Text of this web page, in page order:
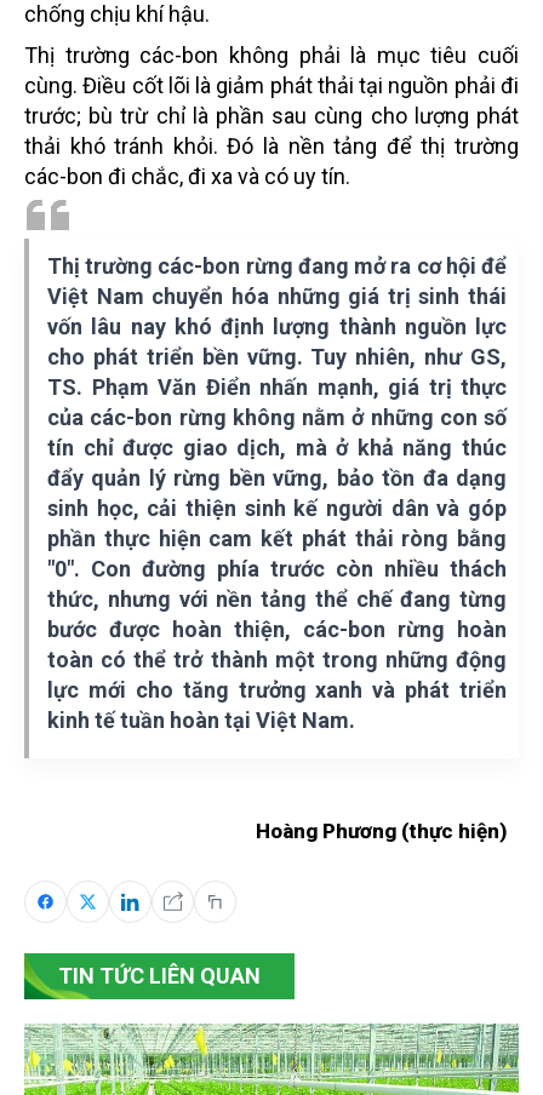
chống chịu khí hậu.
Thị trường các-bon không phải là mục tiêu cuối
cùng. Điều cốt lõi là giảm phát thải tại nguồn phải đi
trước; bù trừ chỉ là phần sau cùng cho lượng phát
thải khó tránh khỏi. Đó là nền tảng để thị trường
các-bon đi chắc, đi xa và có uy tín.
Thị trường các-bon rừng đang mở ra cơ hội để
Việt Nam chuyển hóa những giá trị sinh thái
vốn lâu nay khó định lượng thành nguồn lực
cho phát triển bền vững. Tuy nhiên, như GS,
TS. Phạm Văn Điển nhấn mạnh, giá trị thực
của các-bon rừng không nằm ở những con số
tín chỉ được giao dịch, mà ở khả năng thúc
đẩy quản lý rừng bền vững, bảo tồn đa dạng
sinh học, cải thiện sinh kế người dân và góp
phần thực hiện cam kết phát thải ròng bằng
"0". Con đường phía trước còn nhiều thách
thức, nhưng với nền tảng thể chế đang từng
bước được hoàn thiện, các-bon rừng hoàn
toàn có thể trở thành một trong những động
lực mới cho tăng trưởng xanh và phát triển
kinh tế tuần hoàn tại Việt Nam.
Hoàng Phương (thực hiện)
TIN TỨC LIÊN QUAN